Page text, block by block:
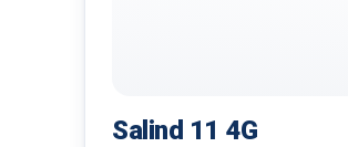
Salind 11 4G